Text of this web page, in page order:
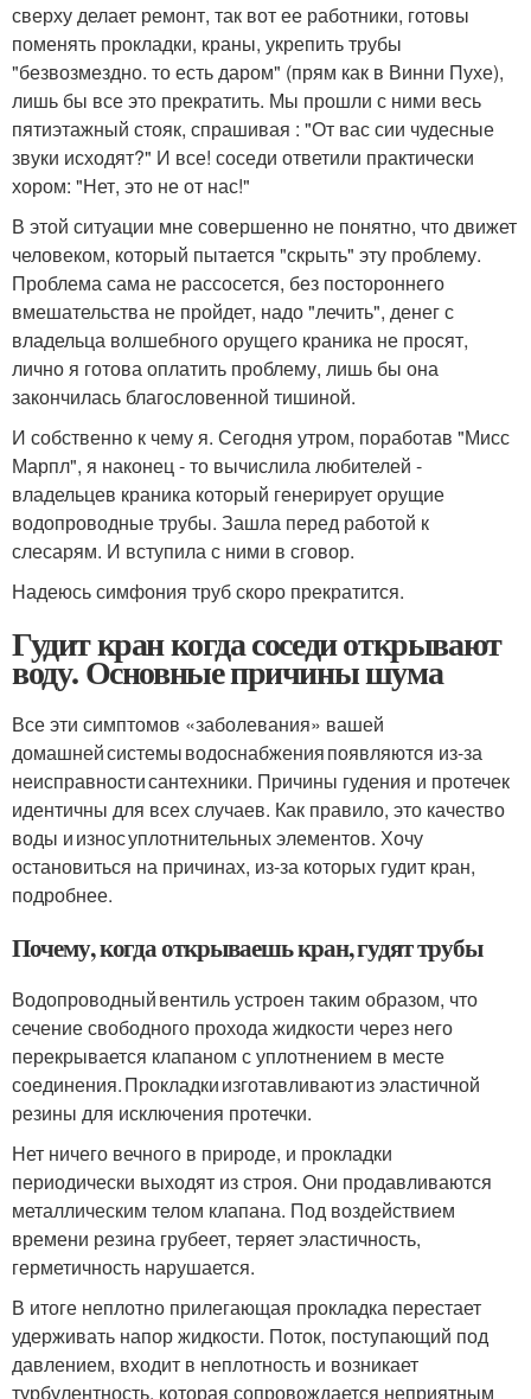
сверху делает ремонт, так вот ее работники, готовы
поменять прокладки, краны, укрепить трубы
"безвозмездно. то есть даром" (прям как в Винни Пухе),
лишь бы все это прекратить. Мы прошли с ними весь
пятиэтажный стояк, спрашивая : "От вас сии чудесные
звуки исходят?" И все! соседи ответили практически
хором: "Нет, это не от нас!"
В этой ситуации мне совершенно не понятно, что движет
человеком, который пытается "скрыть" эту проблему.
Проблема сама не рассосется, без постороннего
вмешательства не пройдет, надо "лечить", денег с
владельца волшебного орущего краника не просят,
лично я готова оплатить проблему, лишь бы она
закончилась благословенной тишиной.
И собственно к чему я. Сегодня утром, поработав "Мисс
Марпл", я наконец - то вычислила любителей -
владельцев краника который генерирует орущие
водопроводные трубы. Зашла перед работой к
слесарям. И вступила с ними в сговор.
Надеюсь симфония труб скоро прекратится.
Гудит кран когда соседи открывают
воду. Основные причины шума
Все эти симптомов «заболевания» вашей
домашней системы водоснабжения появляются из-за
неисправности сантехники. Причины гудения и протечек
идентичны для всех случаев. Как правило, это качество
воды и износ уплотнительных элементов. Хочу
остановиться на причинах, из-за которых гудит кран,
подробнее.
Почему, когда открываешь кран, гудят трубы
Водопроводный вентиль устроен таким образом, что
сечение свободного прохода жидкости через него
перекрывается клапаном с уплотнением в месте
соединения. Прокладки изготавливают из эластичной
резины для исключения протечки.
Нет ничего вечного в природе, и прокладки
периодически выходят из строя. Они продавливаются
металлическим телом клапана. Под воздействием
времени резина грубеет, теряет эластичность,
герметичность нарушается.
В итоге неплотно прилегающая прокладка перестает
удерживать напор жидкости. Поток, поступающий под
давлением, входит в неплотность и возникает
турбулентность, которая сопровождается неприятным